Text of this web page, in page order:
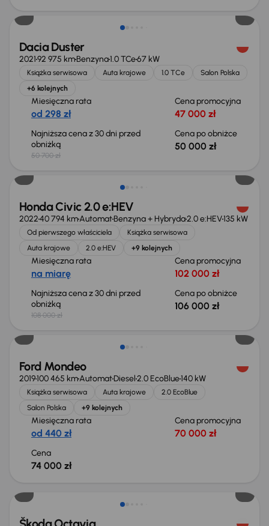
Dacia Duster
202192 975 kmBenzyna1.0 TCe67 kW
Książka serwisowa Auta krajowe 1.0 TCe
Salon Polska
+6 kolejnych
Miesięczna rata
od 298 zł
Cena promocyjna
47 000 zł
Najniższa cena z 30 dni przed
obniżką
50 700 zł
Cena po obniżce
50 000 zł
Taniej o 2 000 zł
Honda Civic 2.0 e:HEV
202240 794 kmAutomatBenzyna + Hybryda2.0 e:HEV135 kW
Od pierwszego właściciela
Książka serwisowa
Auta krajowe
2.0 e:HEV +9 kolejnych
Miesięczna rata
na miarę
Cena promocyjna
102 000 zł
Najniższa cena z 30 dni przed
obniżką
108 000 zł
Cena po obniżce
106 000 zł
Ford Mondeo
2019100 465 kmAutomatDiesel2.0 EcoBlue140 kW
Książka serwisowa Auta krajowe
2.0 EcoBlue
Salon Polska
+9 kolejnych
Miesięczna rata
od 440 zł
Cena promocyjna
70 000 zł
Cena
74 000 zł